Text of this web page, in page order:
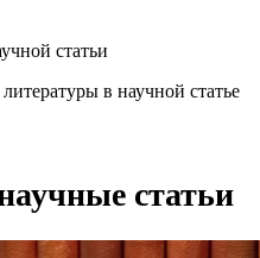
статьи
в научной статье
статьи